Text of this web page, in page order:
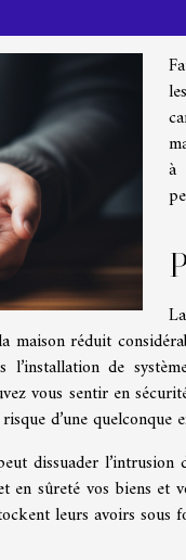
à
maison réduit
l’installation de
vous sentir en
d’une quelconque
dissuader l’intrusion
en sûreté vos biens
leurs avoirs sous